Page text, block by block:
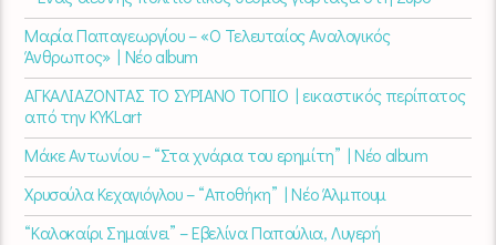
Μαρία Παπαγεωργίου – «Ο Τελευταίος Αναλογικός
Άνθρωπος» | Νέο album
ΑΓΚΑΛΙΑΖΟΝΤΑΣ ΤΟ ΣΥΡΙΑΝΟ ΤΟΠΙΟ | εικαστικός περίπατος
από την KYKLart
Μάκε Αντωνίου – “Στα χνάρια του ερημίτη” | Νέο album
Χρυσούλα Κεχαγιόγλου – “Αποθήκη” | Νέο Άλμπουμ
“Καλοκαίρι Σημαίνει” – Εβελίνα Παπούλια, Λυγερή